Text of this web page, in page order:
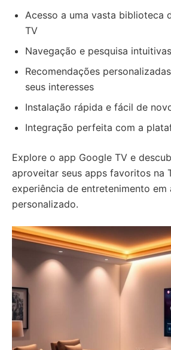
Acesso a uma vasta biblioteca
TV
Navegação e pesquisa intuitivas
Recomendações
seus interesses
Instalação rápida e fácil de
Integração perfeita com a
Explore o app Google TV e
aproveitar seus apps favoritos na
experiência de entretenimento
personalizado.